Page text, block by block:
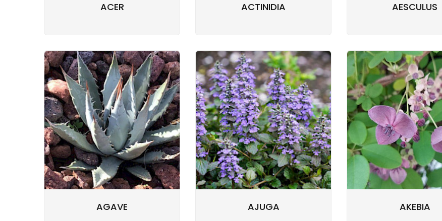
ACER ACTINIDIA AESCULUS
AGAVE AJUGA AKEBIA